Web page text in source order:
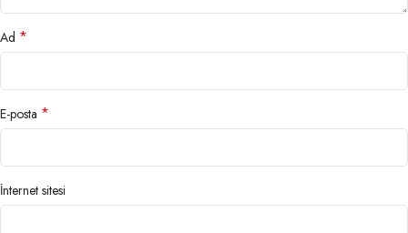
Ad *
E-posta *
İnternet sitesi